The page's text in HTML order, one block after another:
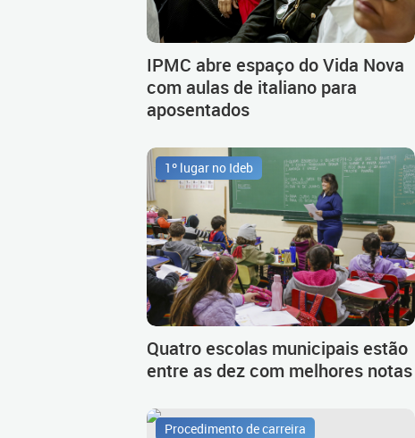
IPMC abre espaço do Vida Nova
com aulas de italiano para
aposentados
1º lugar no Ideb
Quatro escolas municipais estão
entre as dez com melhores notas
Procedimento de carreira